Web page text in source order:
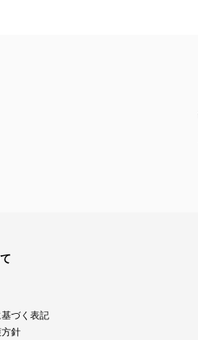
づく表記
針